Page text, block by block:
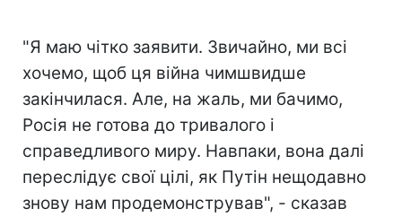
"Я маю чітко заявити. Звичайно, ми всі
хочемо, щоб ця війна чимшвидше
закінчилася. Але, на жаль, ми бачимо,
Росія не готова до тривалого і
справедливого миру. Навпаки, вона далі
переслідує свої цілі, як Путін нещодавно
знову нам продемонстрував", - сказав